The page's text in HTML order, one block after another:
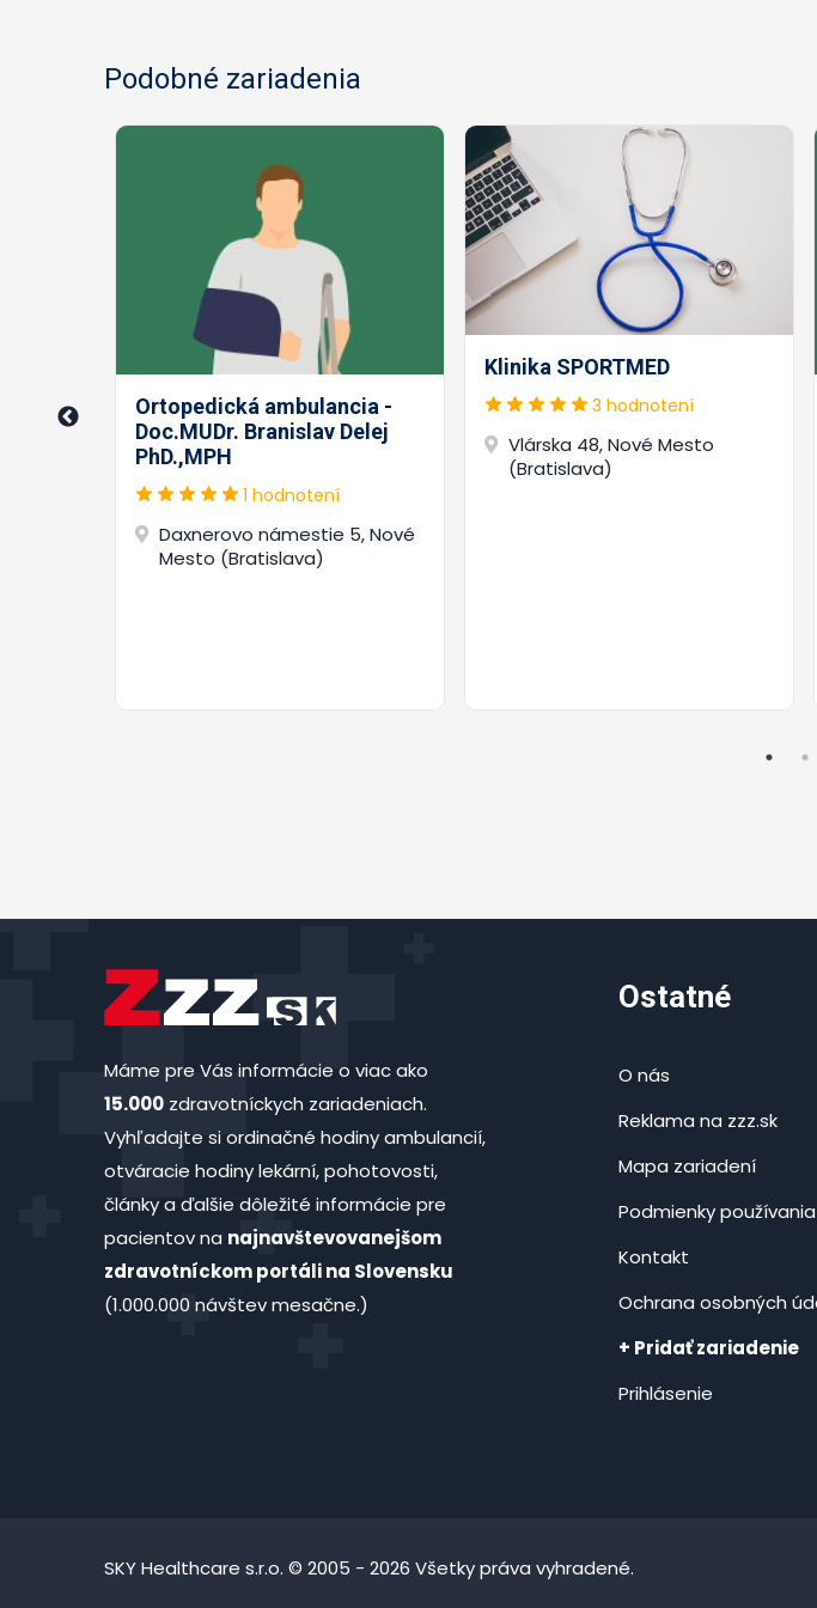
Podobné zariadenia
Ortopedická ambulancia -
Doc.MUDr. Branislav Delej
PhD.,MPH
1 hodnotení
Daxnerovo námestie 5, Nové
Mesto (Bratislava)
Klinika SPORTMED
3 hodnotení
Vlárska 48, Nové Mesto
(Bratislava)
Máme pre Vás informácie o viac ako
15.000 zdravotníckych zariadeniach.
Vyhľadajte si ordinačné hodiny ambulancií,
otváracie hodiny lekární, pohotovosti,
články a ďalšie dôležité informácie pre
pacientov na najnavštevovanejšom
zdravotníckom portáli na Slovensku
(1.000.000 návštev mesačne.)
Ostatné
O nás
Reklama na zzz.sk
Mapa zariadení
Podmienky používania
Kontakt
Ochrana osobných
+ Pridať zariadenie
Prihlásenie
SKY Healthcare s.r.o. © 2005 - 2026 Všetky práva vyhradené.